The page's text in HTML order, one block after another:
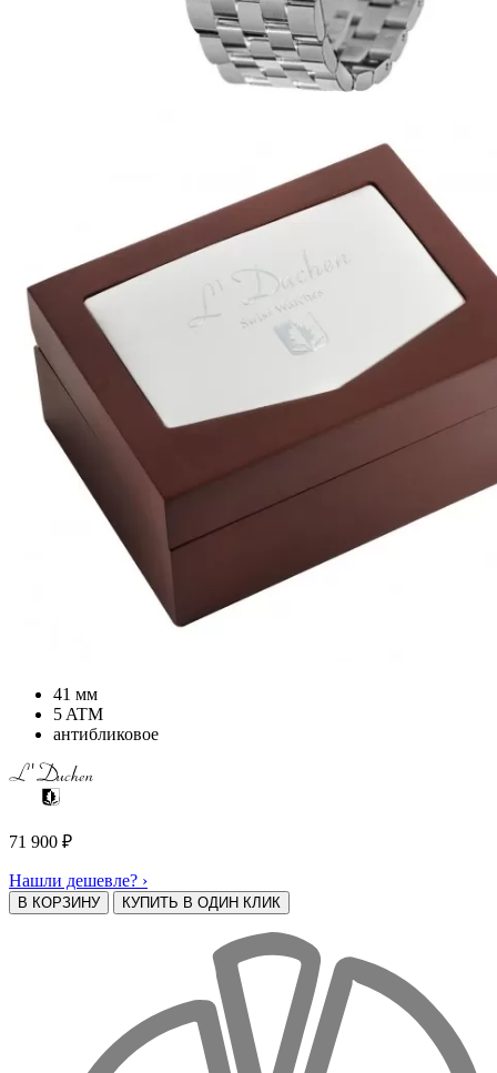
41 мм
5 ATM
антибликовое
71 900 ₽
Нашли дешевле? ›
В КОРЗИНУ КУПИТЬ В ОДИН КЛИК